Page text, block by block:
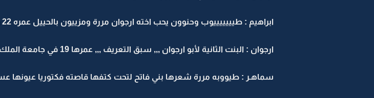
ابراهيم : طيييييييوب وحنوون يحب اخته ارجوان مررة ومزييون بالحييل عمره 22 ومايرفض لها طلب
ارجوان : البنت الثانية لأبو ارجوان ,,, سبق التعريف ,,, عمرها 19 في جامعة الملك سعود إدارة اعمال
سماهـر : طيووبه مررة شعرها بني فاتح لتحت كتفها قاصته فكتوريا عيونها